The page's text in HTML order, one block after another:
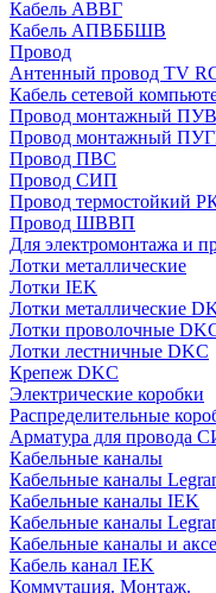
Кабель АВВГ
Кабель АПВББШВ
Провод
Антенный провод TV
Кабель сетевой
Провод монтажный
Провод монтажный
Провод ПВС
Провод СИП
Провод термостойкий
Провод ШВВП
Для электромонтажа и
Лотки металлические
Лотки IEK
Лотки металлические
Лотки проволочные
Лотки лестничные DKC
Крепеж DKC
Электрические коробки
Распределительные
Арматура для провода
Кабельные каналы
Кабельные каналы
Кабельные каналы IEK
Кабельные каналы
Кабельные каналы и
Кабель канал IEK
Коммутация. Монтаж.